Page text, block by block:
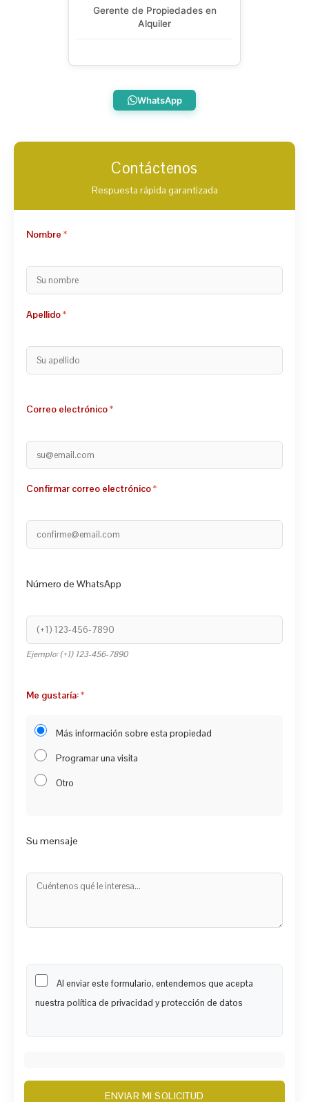
Gerente de Propiedades en
Alquiler
WhatsApp
Contáctenos
Respuesta rápida garantizada
Nombre
Apellido
Correo electrónico
Confirmar correo electrónico
Número de WhatsApp
Ejemplo: (+1) 123-456-7890
Me gustaría:
Más información sobre esta propiedad
Programar una visita
Otro
Su mensaje
Al enviar este formulario, entendemos que acepta
nuestra política de privacidad y protección de datos